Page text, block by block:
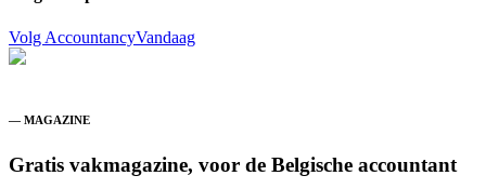
Volg AccountancyVandaag
— MAGAZINE
Gratis vakmagazine, voor de Belgische accountant